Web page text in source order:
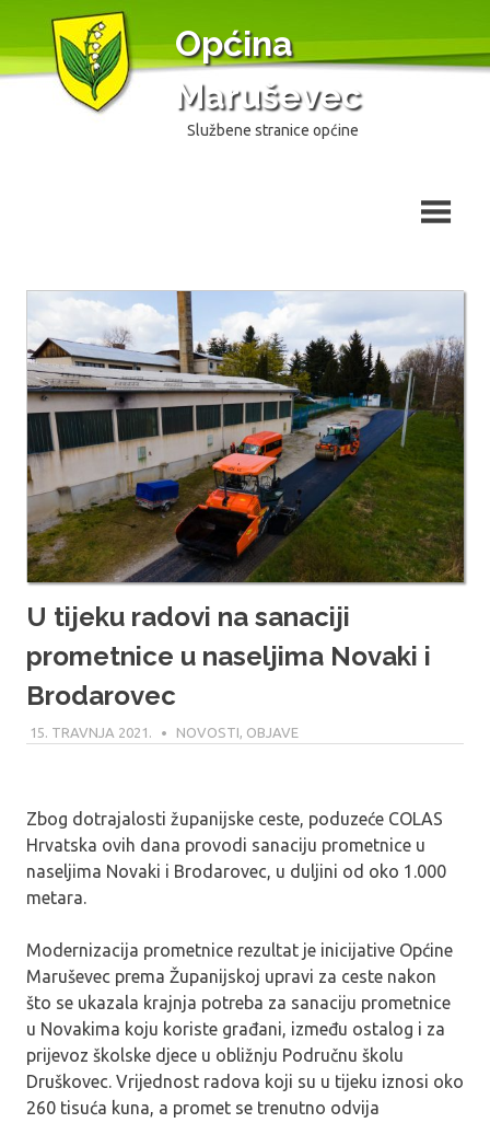
content
Općina
Maruševec
Službene stranice općine
U tijeku radovi na sanaciji
prometnice u naseljima Novaki i
Brodarovec
15. TRAVNJA 2021. MARIO
NOVOSTI, OBJAVE
Zbog dotrajalosti županijske ceste, poduzeće COLAS
Hrvatska ovih dana provodi sanaciju prometnice u
naseljima Novaki i Brodarovec, u duljini od oko 1.000
metara.
Modernizacija prometnice rezultat je inicijative Općine
Maruševec prema Županijskoj upravi za ceste nakon
što se ukazala krajnja potreba za sanaciju prometnice
u Novakima koju koriste građani, između ostalog i za
prijevoz školske djece u obližnju Područnu školu
Druškovec. Vrijednost radova koji su u tijeku iznosi oko
260 tisuća kuna, a promet se trenutno odvija